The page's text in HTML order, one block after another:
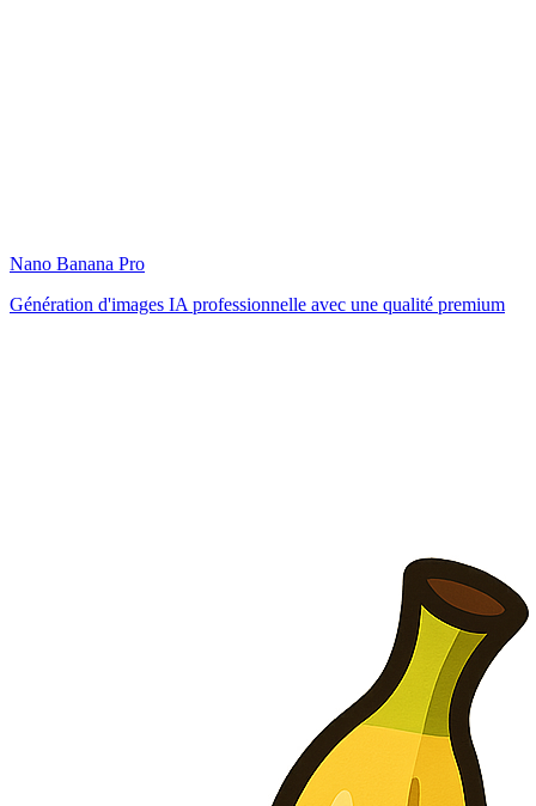
Nano Banana Pro
Génération d'images IA professionnelle avec une qualité premium